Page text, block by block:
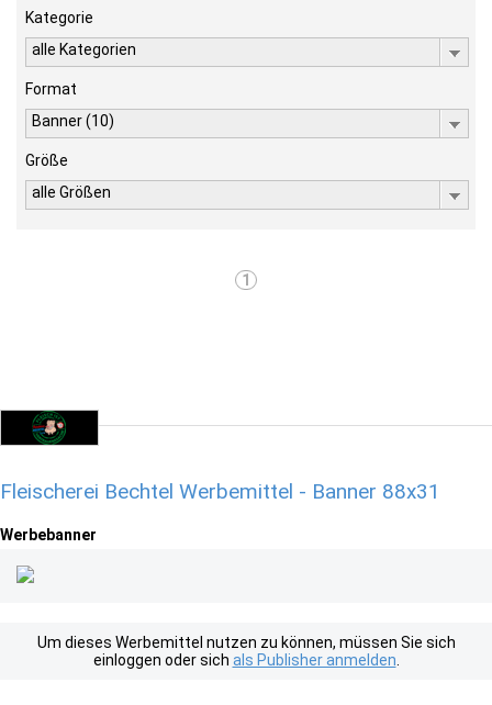
Kategorie
alle Kategorien
Format
Banner (10)
Größe
alle Größen
1
Fleischerei Bechtel Werbemittel - Banner 88x31
Werbebanner
Um dieses Werbemittel nutzen zu können, müssen Sie sich
einloggen oder sich als Publisher anmelden